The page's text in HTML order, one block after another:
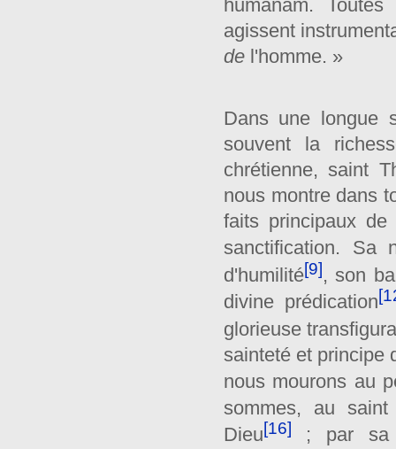
humanam.
agissent
de l'homme. »
Dans une longue
souvent la
chrétienne, saint
nous montre dans
faits principaux
sanctification. Sa
d'humilité[9], son
divine prédi­cation
glorieuse
sainteté et principe
nous mourons au
sommes, au
Dieu[16]
; par sa